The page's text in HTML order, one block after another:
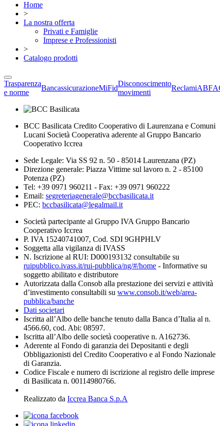
Home
>
La nostra offerta
Privati e Famiglie
Imprese e Professionisti
>
Catalogo prodotti
Trasparenza
e norme
BancassicurazioneMiFid
Disconoscimento
movimenti
ReclamiABF
BCC Basilicata Credito Cooperativo di Laurenzana e Comuni
Lucani Società Cooperativa aderente al Gruppo Bancario
Cooperativo Iccrea
Sede Legale: Via SS 92 n. 50 - 85014 Laurenzana (PZ)
Direzione generale: Piazza Vittime sul lavoro n. 2 - 85100
Potenza (PZ)
Tel: +39 0971 960211 - Fax: +39 0971 960222
Email: segreteriagenerale@bccbasilicata.it
PEC: bccbasilicata@legalmail.it
Società partecipante al Gruppo IVA Gruppo Bancario
Cooperativo Iccrea
P. IVA 15240741007, Cod. SDI 9GHPHLV
Soggetta alla vigilanza di IVASS
N. Iscrizione al RUI: D000193132 consultabile su
ruipubblico.ivass.it/rui-pubblica/ng/#/home - Informative su
soggetto abilitato e distributore
Autorizzata dalla Consob alla prestazione dei servizi e attività
d’investimento consultabili su www.consob.it/web/area-
pubblica/banche
Dati societari
Iscritta all’Albo delle banche tenuto dalla Banca d’Italia al n.
4566.60, cod. Abi: 08597.
Iscritta all’Albo delle società cooperative n. A162736.
Aderente al Fondo di garanzia dei Depositanti e degli
Obbligazionisti del Credito Cooperativo e al Fondo Nazionale
di Garanzia.
Codice Fiscale e numero di iscrizione al registro delle imprese
di Basilicata n. 00114980766.
Realizzato da Iccrea Banca S.p.A